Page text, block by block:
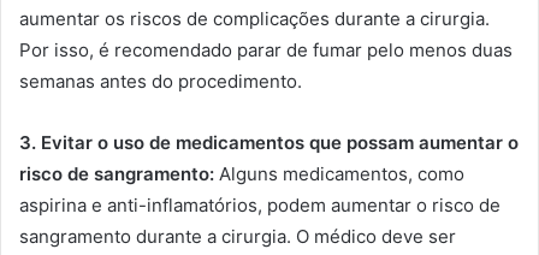
aumentar os riscos de complicações durante a cirurgia.
Por isso, é recomendado parar de fumar pelo menos duas
semanas antes do procedimento.
3. Evitar o uso de medicamentos que possam aumentar o
risco de sangramento: Alguns medicamentos, como
aspirina e anti-inflamatórios, podem aumentar o risco de
sangramento durante a cirurgia. O médico deve ser